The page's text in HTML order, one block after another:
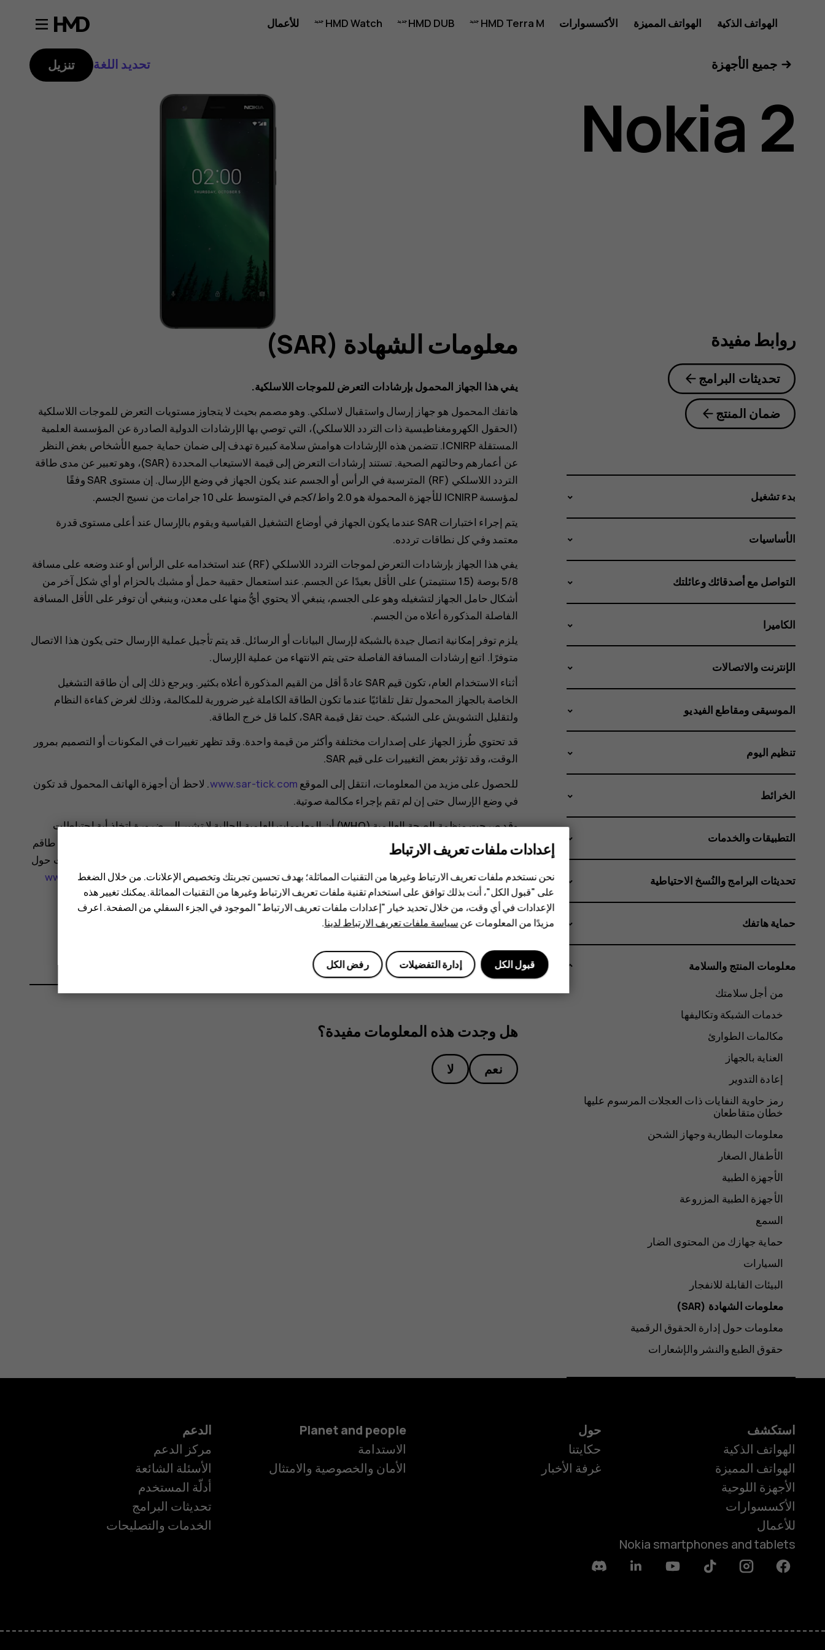
دليل
مستخدم
Nokia
الهواتف الذكية الهواتف المميزة الأكسسوارات HMD Terra M
HMD DUB
HMD Watch
للأعمال
الهواتف الذكية
HMD DUB
جميع الأجهزة تحديد اللغة تنزيل
Nokia 2
معلومات الشهادة (SAR‏)
يفي هذا الجهاز المحمول بإرشادات التعرض للموجات اللاسلكية.
هاتفك المحمول هو جهاز إرسال واستقبال لاسلكي. وهو مصمم بحيث لا يتجاوز مستويات التعرض للموجات اللاسلكية
(الحقول الكهرومغناطيسية ذات التردد اللاسلكي)، التي توصي بها الإرشادات الدولية الصادرة عن المؤسسة العلمية
المستقلة ICNIRP. تتضمن هذه الإرشادات هوامش سلامة كبيرة تهدف إلى ضمان حماية جميع الأشخاص بغض النظر
عن أعمارهم وحالتهم الصحية. تستند إرشادات التعرض إلى قيمة الاستيعاب المحددة (SAR)، وهو تعبير عن مدى طاقة
التردد اللاسلكي (RF) المترسبة في الرأس أو الجسم عند يكون الجهاز في وضع الإرسال. إن مستوى SAR وفقًا
لمؤسسة ICNIRP للأجهزة المحمولة هو 2.0 واط/كجم في المتوسط على 10 جرامات من نسيج الجسم.
يتم إجراء اختبارات SAR عندما يكون الجهاز في أوضاع التشغيل القياسية ويقوم بالإرسال عند أعلى مستوى قدرة
معتمد وفي كل نطاقات تردده.
يفي هذا الجهاز بإرشادات التعرض لموجات التردد اللاسلكي (RF) عند استخدامه على الرأس أو عند وضعه على مسافة
5/8 بوصة (1.5 سنتيمتر) على الأقل بعيدًا عن الجسم. عند استعمال حقيبة حمل أو مشبك بالحزام أو أي شكل آخر من
أشكال حامل الجهاز لتشغيله وهو على الجسم، ينبغي ألا يحتوي أيُّ منها على معدن، وينبغي أن توفر على الأقل المسافة
الفاصلة المذكورة أعلاه من الجسم.
يلزم توفر إمكانية اتصال جيدة بالشبكة لإرسال البيانات أو الرسائل. قد يتم تأجيل عملية الإرسال حتى يكون هذا الاتصال
متوفرًا. اتبع إرشادات المسافة الفاصلة حتى يتم الانتهاء من عملية الإرسال.
أثناء الاستخدام العام، تكون قيم SAR عادةً أقل من القيم المذكورة أعلاه بكثير. ويرجع ذلك إلى أن طاقة التشغيل
الخاصة بالجهاز المحمول تقل تلقائيًا عندما تكون الطاقة الكاملة غير ضرورية للمكالمة، وذلك لغرض كفاءة النظام
ولتقليل التشويش على الشبكة. حيث تقل قيمة SAR، كلما قل خرج الطاقة.
قد تحتوي طُرز الجهاز على إصدارات مختلفة وأكثر من قيمة واحدة. وقد تظهر تغييرات في المكونات أو التصميم بمرور
الوقت، وقد تؤثر بعض التغييرات على قيم SAR.
للحصول على مزيد من المعلومات، انتقل إلى الموقع www.sar-tick.com. لاحظ أن أجهزة الهاتف المحمول قد تكون
في وضع الإرسال حتى إن لم تقم بإجراء مكالمة صوتية.
وقد صرحت منظمة الصحة العالمية (WHO) أن المعلومات العلمية الحالية لا تشير إلى ضرورة اتخاذ أية احتياطات
خاصة عند استخدام أجهزة الهاتف المحمول. إذا كنت مهتمًا بتقليل تعرضك، يوصى بتحديد الاستخدام أو استعمال طاقم
التحدث الحر لإبقاء الجهاز بعيدًا عن الرأس والجسم. للحصول على مزيد من المعلومات والتوضيحات والمناقشات حول
التعرض للترددات اللاسلكية (RF)، انتقل إلى موقع منظمة WHO على الويب على العنوان
www.who.int/health-
topics/electromagnetic-fields#tab=tab_1
.
يرجى الرجوع إلى
www.hmd.com/sar للاطلاع على الحد الأقصى لقيمة SAR لهذا الجهاز‬.
هل وجدت هذه المعلومات مفيدة؟
نعم لا
روابط مفيدة
تحديثات البرامج
ضمان المنتج
بدء تشغيل
الأساسيات
التواصل مع أصدقائك وعائلتك
الكاميرا
الإنترنت والاتصالات
الموسيقى ومقاطع الفيديو
تنظيم اليوم
الخرائط
التطبيقات والخدمات
تحديثات البرامج والنُسخ الاحتياطية
حماية هاتفك
معلومات المنتج والسلامة
من أجل سلامتك
خدمات الشبكة وتكاليفها
مكالمات الطوارئ
العناية بالجهاز
إعادة التدوير
رمز حاوية النفايات ذات العجلات المرسوم عليها
خطان متقاطعان
معلومات البطارية وجهاز الشحن
الأطفال الصغار
الأجهزة الطبية
الأجهزة الطبية المزروعة
السمع
حماية جهازك من المحتوى الضار
السيارات
البيئات القابلة للانفجار
معلومات الشهادة (SAR‏)
معلومات حول إدارة الحقوق الرقمية
حقوق الطبع والنشر والإشعارات
استكشف
الهواتف الذكية
الهواتف المميزة
الأجهزة اللوحية
الأكسسوارات
للأعمال
Nokia smartphones and tablets
حول
حكايتنا
غرفة الأخبار
Planet and people
الاستدامة
الأمان والخصوصية والامتثال
الدعم
مركز الدعم
الأسئلة الشائعة
أدلّة المستخدم
تحديثات البرامج
الخدمات والتصليحات
Facebook
Instagram
Tiktok
Youtube
Linkedin
Discord
إعدادات ملفات تعريف الارتباط
نحن نستخدم ملفات تعريف الارتباط وغيرها من التقنيات المماثلة؛ بهدف تحسين تجربتك وتخصيص الإعلانات. من خلال الضغط
على "قبول الكل"، أنت بذلك توافق على استخدام تقنية ملفات تعريف الارتباط وغيرها من التقنيات المماثلة. يمكنك تغيير هذه
الإعدادات في أي وقت، من خلال تحديد خيار "إعدادات ملفات تعريف الارتباط" الموجود في الجزء السفلي من الصفحة. اعرف
مزيدًا من المعلومات عنسياسة ملفات تعريف الارتباط لدينا.
رفض الكل إدارة التفضيلات قبول الكل